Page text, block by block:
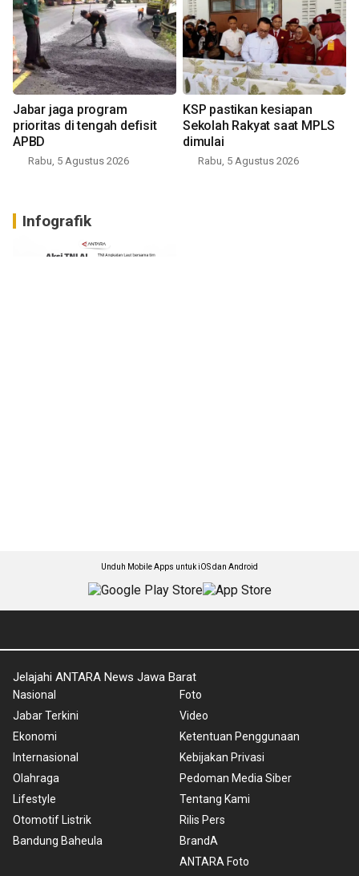
Jabar jaga program
prioritas di tengah defisit
APBD
Rabu, 5 Agustus 2026
KSP pastikan kesiapan
Sekolah Rakyat saat MPLS
dimulai
Rabu, 5 Agustus 2026
Infografik
Unduh Mobile Apps untuk iOS dan Android
Jelajahi ANTARA News Jawa Barat
Nasional
Jabar Terkini
Ekonomi
Internasional
Olahraga
Lifestyle
Otomotif Listrik
Bandung Baheula
Foto
Video
Ketentuan Penggunaan
Kebijakan Privasi
Pedoman Media Siber
Tentang Kami
Rilis Pers
BrandA
ANTARA Foto